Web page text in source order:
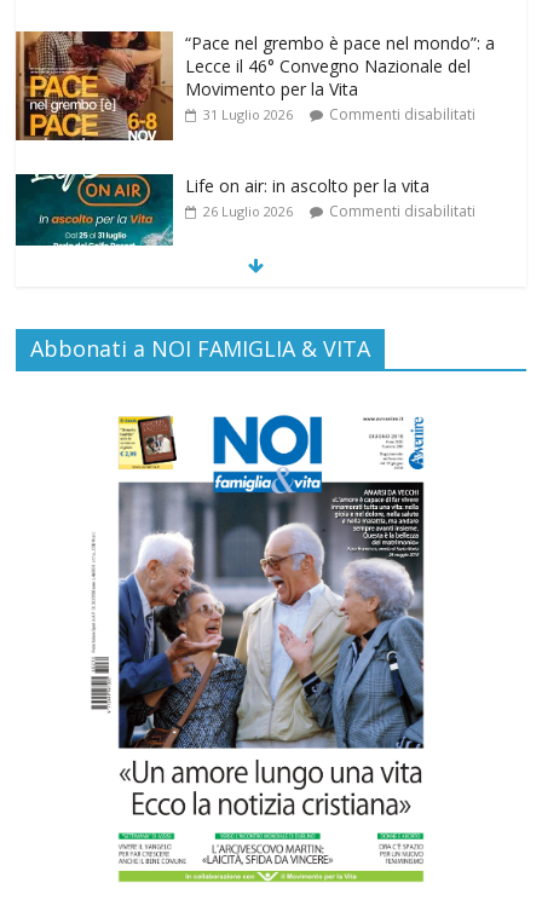
Life on air: in ascolto per la vita
26 Luglio 2026 Commenti disabilitati
SAMARITANI 2.0: la risposta di Federvita
Emilia Romagna al suicidio assistito per
25 Luglio 2026
Gino Soldera nominato Membro della
“Hall of Honor Prenatal Sciences 2026”
16 Luglio 2026 Commenti disabilitati
Carlo Casini, “giusto” perché testimone
della carità sociale
7 Agosto 2026 Commenti disabilitati
Paolo VI, un santo che canta la bellezza
della vita
6 Agosto 2026 Commenti disabilitati
Abbonati a NOI FAMIGLIA & VITA